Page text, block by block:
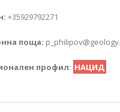
+35929792271
поща:
профил: НАЦИД